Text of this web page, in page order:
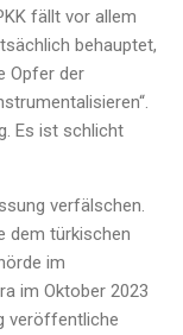
fällt vor allem
behauptet,
Opfer der
Es ist schlicht
verfälschen.
dem türkischen
im
im Oktober 2023
veröffentliche